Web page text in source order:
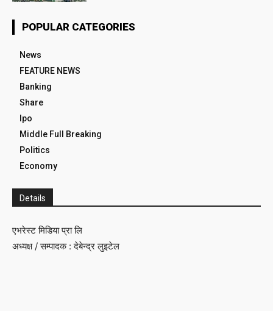
POPULAR CATEGORIES
News
FEATURE NEWS
Banking
Share
Ipo
Middle Full Breaking
Politics
Economy
Details
एभरेस्ट मिडिया प्रा लि
अध्यक्ष / सम्पादक : देबेन्द्र लुइटेल